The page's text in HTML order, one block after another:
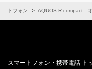
ートフォン AQUOS R compact
スマートフォン・携帯電話 ト